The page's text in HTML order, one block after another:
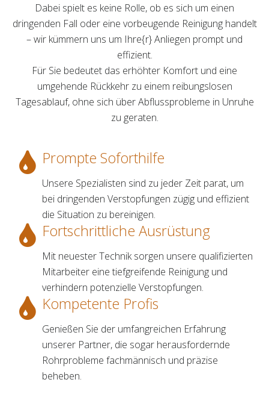
Dabei spielt es keine Rolle, ob es sich um einen
dringenden Fall oder eine vorbeugende Reinigung handelt
– wir kümmern uns um Ihre{r} Anliegen prompt und
effizient.
Für Sie bedeutet das erhöhter Komfort und eine
umgehende Rückkehr zu einem reibungslosen
Tagesablauf, ohne sich über Abflussprobleme in Unruhe
zu geraten.
Prompte Soforthilfe
Unsere Spezialisten sind zu jeder Zeit parat, um
bei dringenden Verstopfungen zügig und effizient
die Situation zu bereinigen.
Fortschrittliche Ausrüstung
Mit neuester Technik sorgen unsere qualifizierten
Mitarbeiter eine tiefgreifende Reinigung und
verhindern potenzielle Verstopfungen.
Kompetente Profis
Genießen Sie der umfangreichen Erfahrung
unserer Partner, die sogar herausfordernde
Rohrprobleme fachmännisch und präzise
beheben.